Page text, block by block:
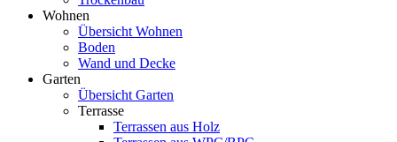
Wohnen
Übersicht Wohnen
Boden
Wand und Decke
Garten
Übersicht Garten
Terrasse
Terrassen aus Holz